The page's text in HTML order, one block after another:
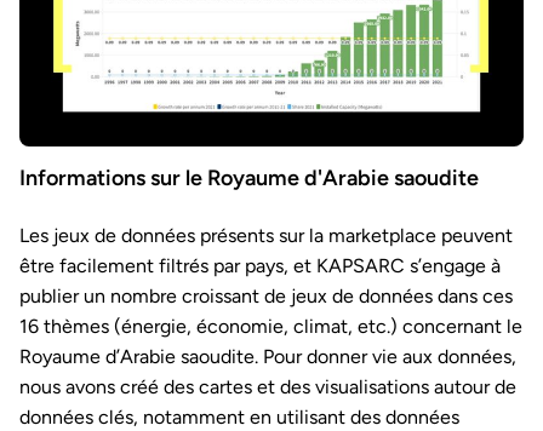
Informations sur le Royaume d'Arabie saoudite
Les jeux de données présents sur la marketplace peuvent
être facilement filtrés par pays, et KAPSARC s’engage à
publier un nombre croissant de jeux de données dans ces
16 thèmes (énergie, économie, climat, etc.) concernant le
Royaume d’Arabie saoudite. Pour donner vie aux données,
nous avons créé des cartes et des visualisations autour de
données clés, notamment en utilisant des données